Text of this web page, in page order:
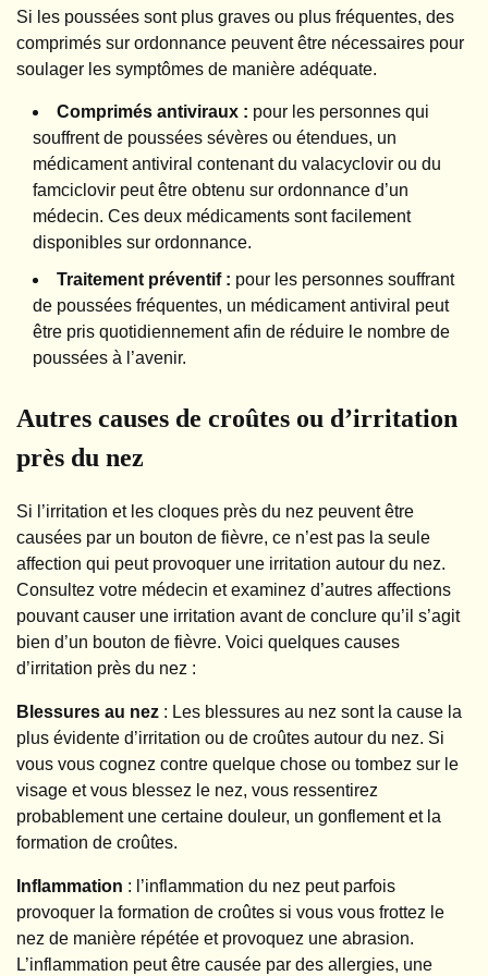
Si les poussées sont plus graves ou plus fréquentes, des
comprimés sur ordonnance peuvent être nécessaires pour
soulager les symptômes de manière adéquate.
Comprimés antiviraux : pour les personnes qui
souffrent de poussées sévères ou étendues, un
médicament antiviral contenant du valacyclovir ou du
famciclovir peut être obtenu sur ordonnance d’un
médecin. Ces deux médicaments sont facilement
disponibles sur ordonnance.
Traitement préventif : pour les personnes souffrant
de poussées fréquentes, un médicament antiviral peut
être pris quotidiennement afin de réduire le nombre de
poussées à l’avenir.
Autres causes de croûtes ou d’irritation
près du nez
Si l’irritation et les cloques près du nez peuvent être
causées par un bouton de fièvre, ce n’est pas la seule
affection qui peut provoquer une irritation autour du nez.
Consultez votre médecin et examinez d’autres affections
pouvant causer une irritation avant de conclure qu’il s’agit
bien d’un bouton de fièvre. Voici quelques causes
d’irritation près du nez :
Blessures au nez : Les blessures au nez sont la cause la
plus évidente d’irritation ou de croûtes autour du nez. Si
vous vous cognez contre quelque chose ou tombez sur le
visage et vous blessez le nez, vous ressentirez
probablement une certaine douleur, un gonflement et la
formation de croûtes.
Inflammation : l’inflammation du nez peut parfois
provoquer la formation de croûtes si vous vous frottez le
nez de manière répétée et provoquez une abrasion.
L’inflammation peut être causée par des allergies, une